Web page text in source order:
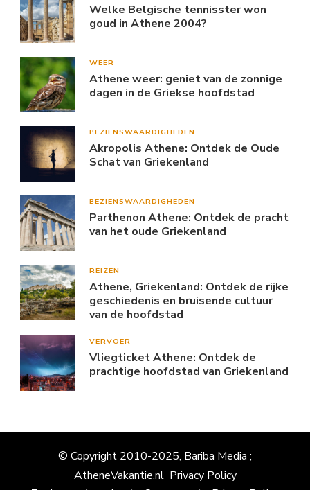
Welke Belgische tennisster won
goud in Athene 2004?
WEER
Athene weer: geniet van de zonnige
dagen in de Griekse hoofdstad
BEZIENSWAARDIGHEDEN
Akropolis Athene: Ontdek de Oude
Schat van Griekenland
BEZIENSWAARDIGHEDEN
Parthenon Athene: Ontdek de pracht
van het oude Griekenland
REIZEN
Athene, Griekenland: Ontdek de rijke
geschiedenis en bruisende cultuur
van de hoofdstad
VERVOER
Vliegticket Athene: Ontdek de
prachtige hoofdstad van Griekenland
© Copyright 2010-2025, Bariba Media ;
AtheneVakantie.nl Privacy Policy